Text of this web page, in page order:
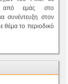
από εμάς στο
συνέντευξη στον
το περιοδικό